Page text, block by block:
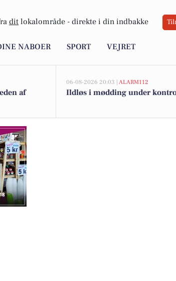
dit lokalområde - direkte i din indbakke
NABOER SPORT VEJRET
af
06-08-2026 20:03 | ALARM112
Ildløs i mødding under